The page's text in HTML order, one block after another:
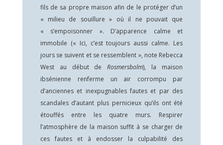
fils de sa propre maison afin de le protéger d’un
« milieu de souillure » où il ne pouvait que
« s’empoisonner ». D’apparence calme et
immobile (« Ici, c’est toujours aussi calme. Les
jours se suivent et se ressemblent », note Rebecca
West au début deRosmersbolm), la maison
ibsénienne renferme un air corrompu par
d’anciennes et inexpugnables fautes et par des
scandales d’autant plus pernicieux qu’ils ont été
étouffés entre les quatre murs. Respirer
l’atmosphère de la maison suffit à se charger de
ces fautes et à endosser la culpabilité des